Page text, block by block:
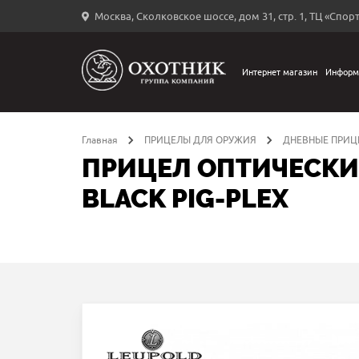
Москва, Сколковское шоссе, дом 31, стр. 1, ТЦ
←
Интернет магазин
Главная ПРИЦЕЛЫ ДЛЯ ОРУЖИЯ ДНЕВНЫЕ
ПРИЦЕЛ ОПТИЧЕСКИЙ
BLACK PIG-PLEX